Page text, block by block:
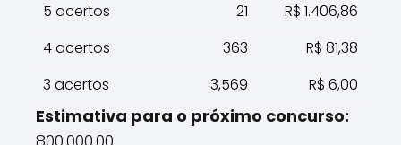
5 acertos
21
R$ 1.406,86
4 acertos
363
R$ 81,38
3 acertos
3,569 R$ 6,00
Estimativa para o próximo concurso: